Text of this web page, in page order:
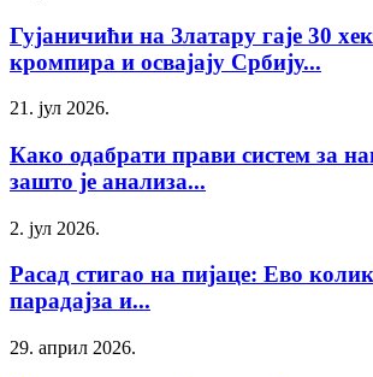
Гујаничићи на Златару гаје 30
кромпира и освајају Србију...
21. јул 2026.
Како одабрати прави систем за
зашто је анализа...
2. јул 2026.
Расад стигао на пијаце: Ево
парадајза и...
29. април 2026.